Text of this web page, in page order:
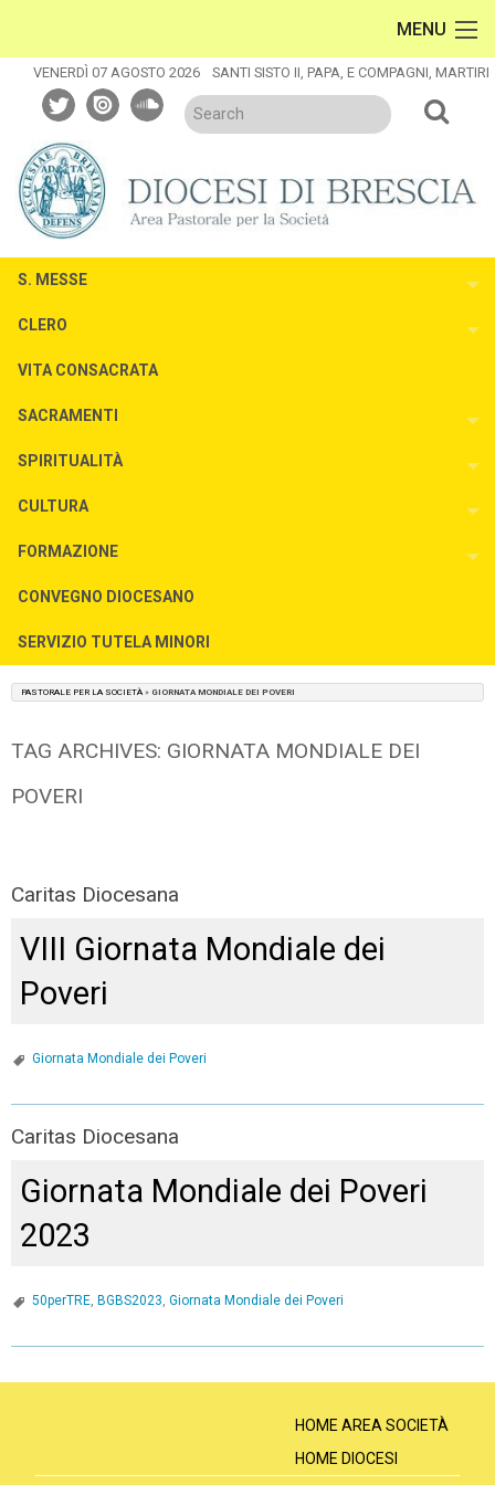
content
MENU
VENERDÌ 07 AGOSTO 2026 SANTI SISTO II, PAPA, E COMPAGNI, MARTIRI
twitterissuusoundcloud
S. MESSE
CLERO
VITA CONSACRATA
SACRAMENTI
SPIRITUALITÀ
CULTURA
FORMAZIONE
CONVEGNO DIOCESANO
SERVIZIO TUTELA MINORI
PASTORALE PER LA SOCIETÀ » GIORNATA MONDIALE DEI POVERI
TAG ARCHIVES: GIORNATA MONDIALE DEI
POVERI
Caritas Diocesana
VIII Giornata Mondiale dei
Poveri
Giornata Mondiale dei Poveri
Caritas Diocesana
Giornata Mondiale dei Poveri
2023
50perTRE, BGBS2023, Giornata Mondiale dei Poveri
HOME AREA SOCIETÀ
HOME DIOCESI